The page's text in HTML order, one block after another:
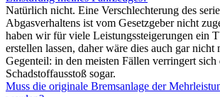
Natürlich nicht. Eine Verschlechterung des
Abgasverhaltens ist vom Gesetzgeber nicht
haben wir für viele Leistungssteigerungen ein
erstellen lassen, daher wäre dies auch gar
Gegenteil: in den meisten Fällen verringert sich
Schadstoffausstoß sogar.
Muss die originale Bremsanlage der